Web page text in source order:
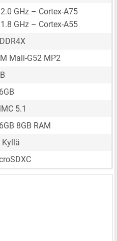
GHz – Cortex-A75
GHz – Cortex-A55
Mali-G52 MP2
5.1
8GB RAM
Kyllä